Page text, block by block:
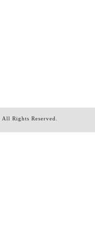
. All Rights Reserved.